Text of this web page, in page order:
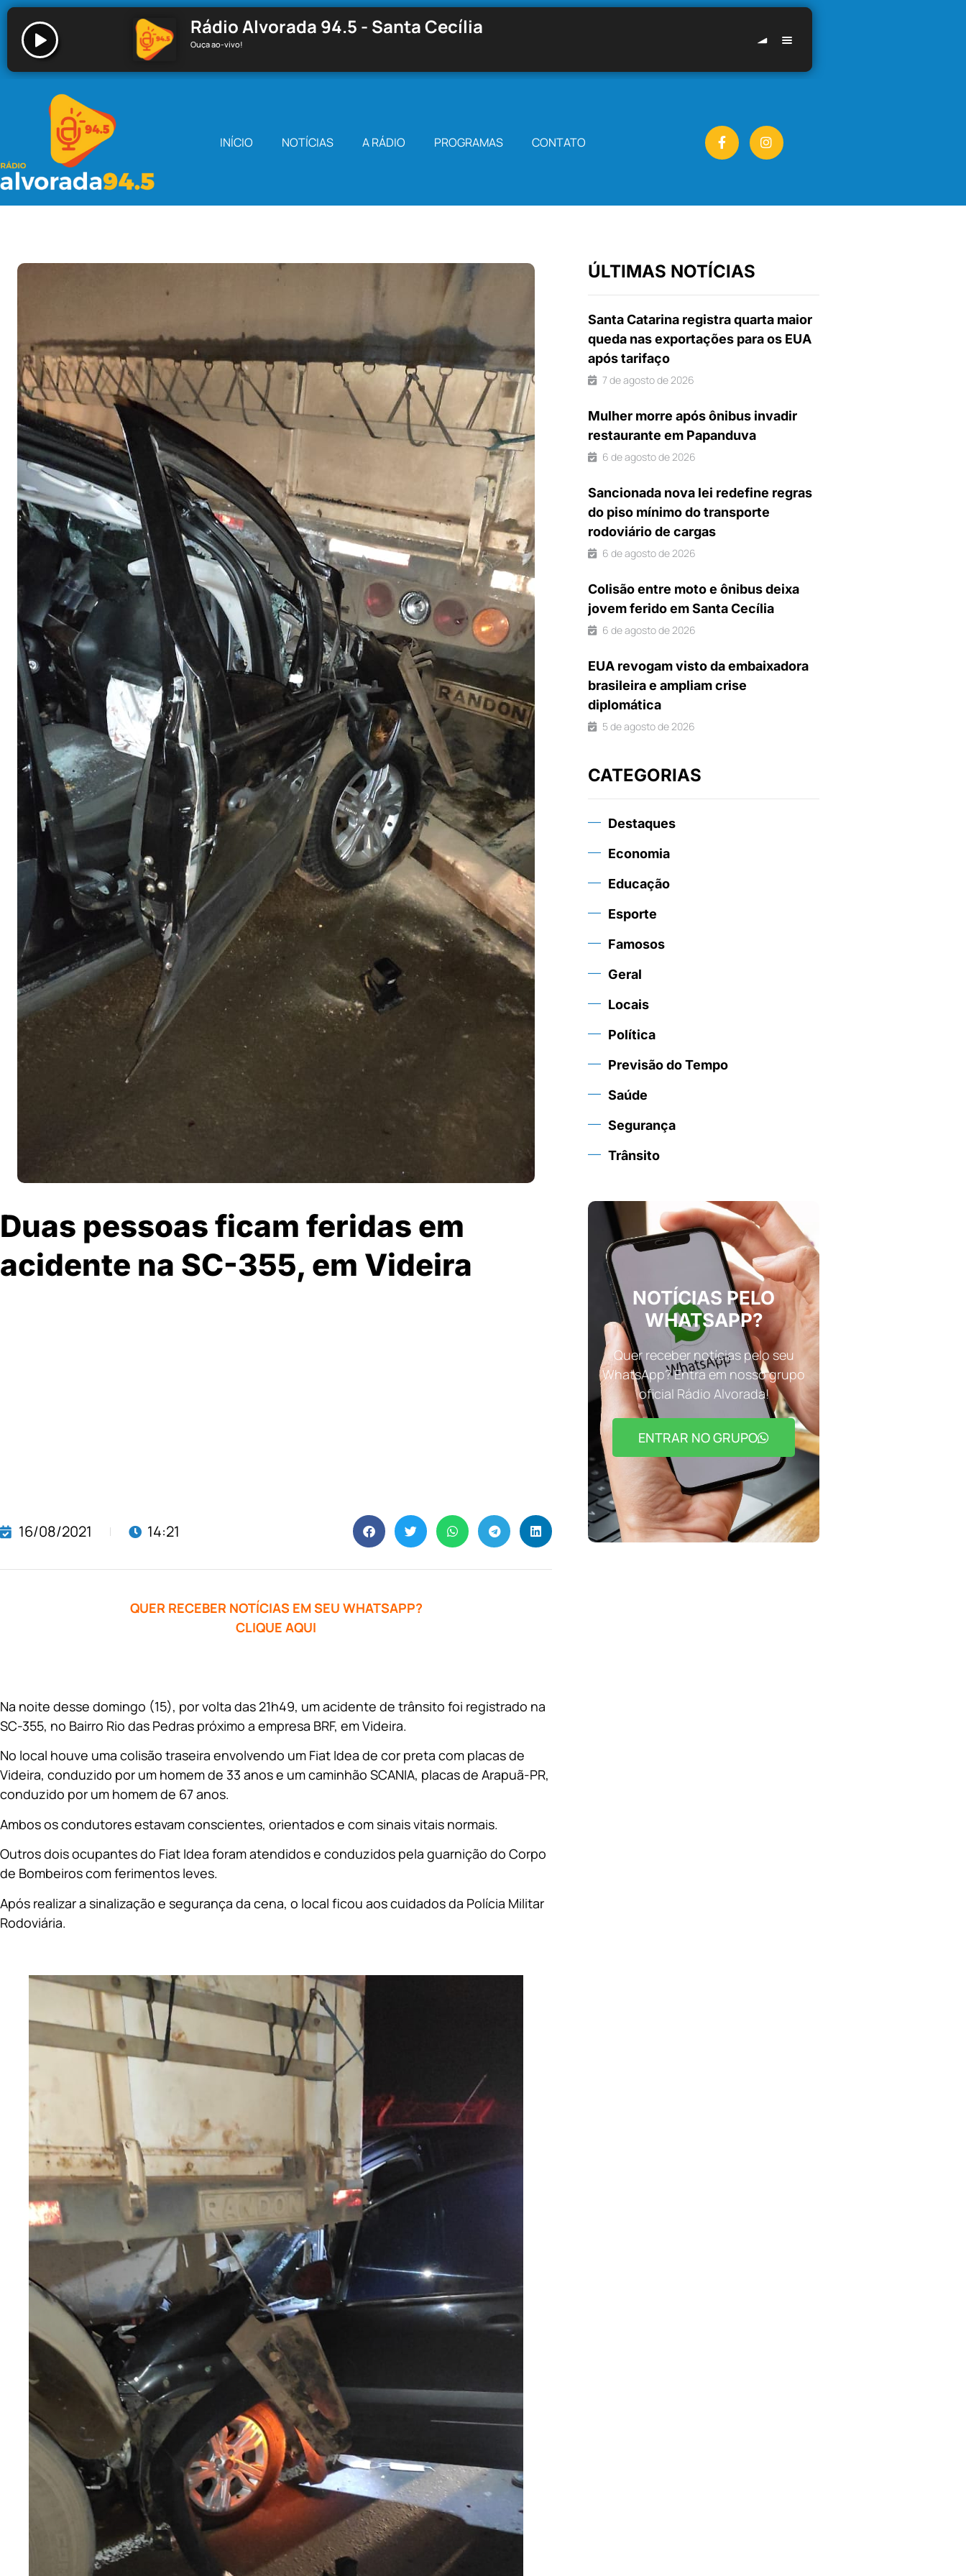
Rádio Alvorada 94.5 - Santa Cecília
Ouça ao-vivo!
Rádio Alvorada 94.5 - Santa Cecília
INÍCIO NOTÍCIAS A RÁDIO PROGRAMAS CONTATO
Duas pessoas ficam feridas em
acidente na SC-355, em Videira
16/08/2021 14:21
QUER RECEBER NOTÍCIAS EM SEU WHATSAPP?
CLIQUE AQUI
Na noite desse domingo (15), por volta das 21h49, um acidente de trânsito foi registrado na
SC-355, no Bairro Rio das Pedras próximo a empresa BRF, em Videira.
No local houve uma colisão traseira envolvendo um Fiat Idea de cor preta com placas de
Videira, conduzido por um homem de 33 anos e um caminhão SCANIA, placas de Arapuã-PR,
conduzido por um homem de 67 anos.
Ambos os condutores estavam conscientes, orientados e com sinais vitais normais.
Outros dois ocupantes do Fiat Idea foram atendidos e conduzidos pela guarnição do Corpo
de Bombeiros com ferimentos leves.
Após realizar a sinalização e segurança da cena, o local ficou aos cuidados da Polícia Militar
Rodoviária.
ÚLTIMAS NOTÍCIAS
Santa Catarina registra quarta maior
queda nas exportações para os EUA
após tarifaço
7 de agosto de 2026
Mulher morre após ônibus invadir
restaurante em Papanduva
6 de agosto de 2026
Sancionada nova lei redefine regras
do piso mínimo do transporte
rodoviário de cargas
6 de agosto de 2026
Colisão entre moto e ônibus deixa
jovem ferido em Santa Cecília
6 de agosto de 2026
EUA revogam visto da embaixadora
brasileira e ampliam crise
diplomática
5 de agosto de 2026
CATEGORIAS
Destaques
Economia
Educação
Esporte
Famosos
Geral
Locais
Política
Previsão do Tempo
Saúde
Segurança
Trânsito
NOTÍCIAS PELO
WHATSAPP?
Quer receber notícias pelo seu
WhatsApp? Entra em nosso grupo
oficial Rádio Alvorada!
ENTRAR NO GRUPO